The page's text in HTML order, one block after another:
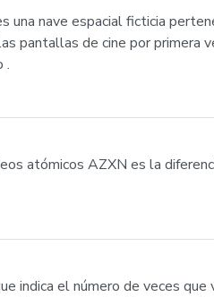
una nave espacial ficticia
pantallas de cine por
.
atómicos AZXN es la
indica el número de veces que